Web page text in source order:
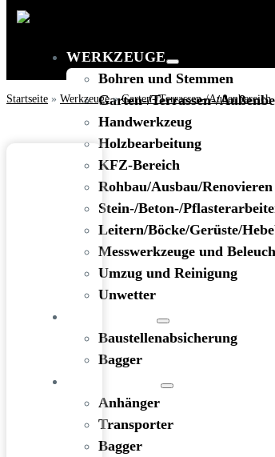
WERKZEUGE
Bohren und Stemmen
Garten-/Terrassen-/
Handwerkzeug
Holzbearbeitung
KFZ-Bereich
Rohbau/Ausbau/Renovieren
Stein-/Beton-/
Leitern/Böcke/Gerüste/
Messwerkzeuge und
Umzug und Reinigung
Unwetter
Baustellenabsicherung
Bagger
Anhänger
Transporter
Bagger
Startseite » Werkzeuge»Garten-/Terrassen-/Außenbereich